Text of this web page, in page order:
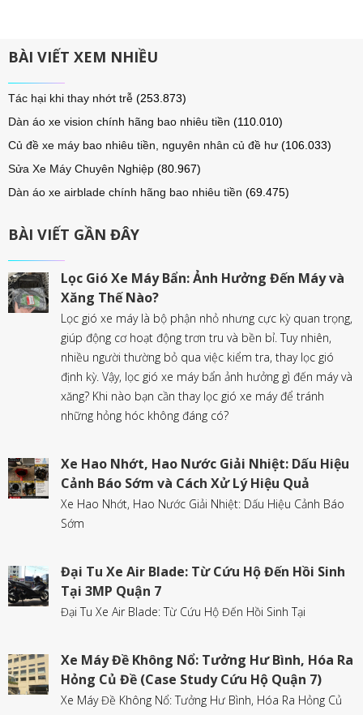
BÀI VIẾT XEM NHIỀU
Tác hại khi thay nhớt trễ (253.873)
Dàn áo xe vision chính hãng bao nhiêu tiền (110.010)
Củ đề xe máy bao nhiêu tiền, nguyên nhân củ đề hư (106.033)
Sửa Xe Máy Chuyên Nghiệp (80.967)
Dàn áo xe airblade chính hãng bao nhiêu tiền (69.475)
BÀI VIẾT GẦN ĐÂY
Lọc Gió Xe Máy Bẩn: Ảnh Hưởng Đến Máy và
Xăng Thế Nào?
Lọc gió xe máy là bộ phận nhỏ nhưng cực kỳ quan trọng,
giúp động cơ hoạt động trơn tru và bền bỉ. Tuy nhiên,
nhiều người thường bỏ qua việc kiểm tra, thay lọc gió
định kỳ. Vậy, lọc gió xe máy bẩn ảnh hưởng gì đến máy và
xăng? Khi nào bạn cần thay lọc gió xe máy để tránh
những hỏng hóc không đáng có?
Xe Hao Nhớt, Hao Nước Giải Nhiệt: Dấu Hiệu
Cảnh Báo Sớm và Cách Xử Lý Hiệu Quả
Xe Hao Nhớt, Hao Nước Giải Nhiệt: Dấu Hiệu Cảnh Báo
Sớm
Đại Tu Xe Air Blade: Từ Cứu Hộ Đến Hồi Sinh
Tại 3MP Quận 7
Đại Tu Xe Air Blade: Từ Cứu Hộ Đến Hồi Sinh Tại
Xe Máy Đề Không Nổ: Tưởng Hư Bình, Hóa Ra
Hỏng Củ Đề (Case Study Cứu Hộ Quận 7)
Xe Máy Đề Không Nổ: Tưởng Hư Bình, Hóa Ra Hỏng Củ